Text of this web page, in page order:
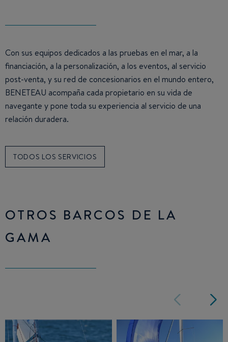
Con sus equipos dedicados a las pruebas en el mar, a la
financiación, a la personalización, a los eventos, al servicio
post-venta, y su red de concesionarios en el mundo entero,
BENETEAU acompaña cada propietario en su vida de
navegante y pone toda su experiencia al servicio de una
relación duradera.
TODOS LOS SERVICIOS
OTROS BARCOS DE LA
GAMA